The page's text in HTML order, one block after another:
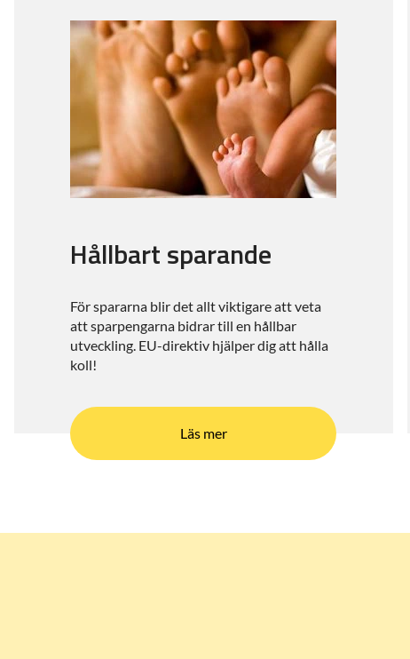
Hållbart sparande
För spararna blir det allt viktigare att veta
att sparpengarna bidrar till en hållbar
utveckling. EU-direktiv hjälper dig att hålla
koll!
Läs mer